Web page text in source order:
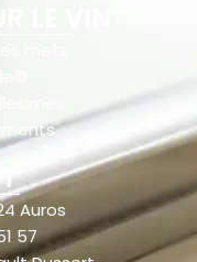
LE VIN
mets
Auros
57